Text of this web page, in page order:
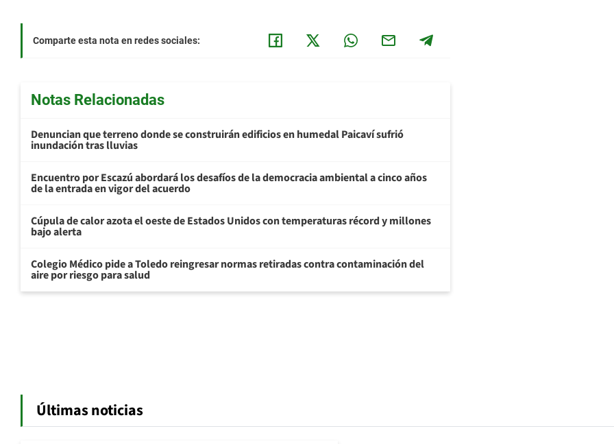
Comparte esta nota en redes sociales:
Notas Relacionadas
Denuncian que terreno donde se construirán edificios en humedal Paicaví sufrió
inundación tras lluvias
Encuentro por Escazú abordará los desafíos de la democracia ambiental a cinco años
de la entrada en vigor del acuerdo
Cúpula de calor azota el oeste de Estados Unidos con temperaturas récord y millones
bajo alerta
Colegio Médico pide a Toledo reingresar normas retiradas contra contaminación del
aire por riesgo para salud
Últimas noticias